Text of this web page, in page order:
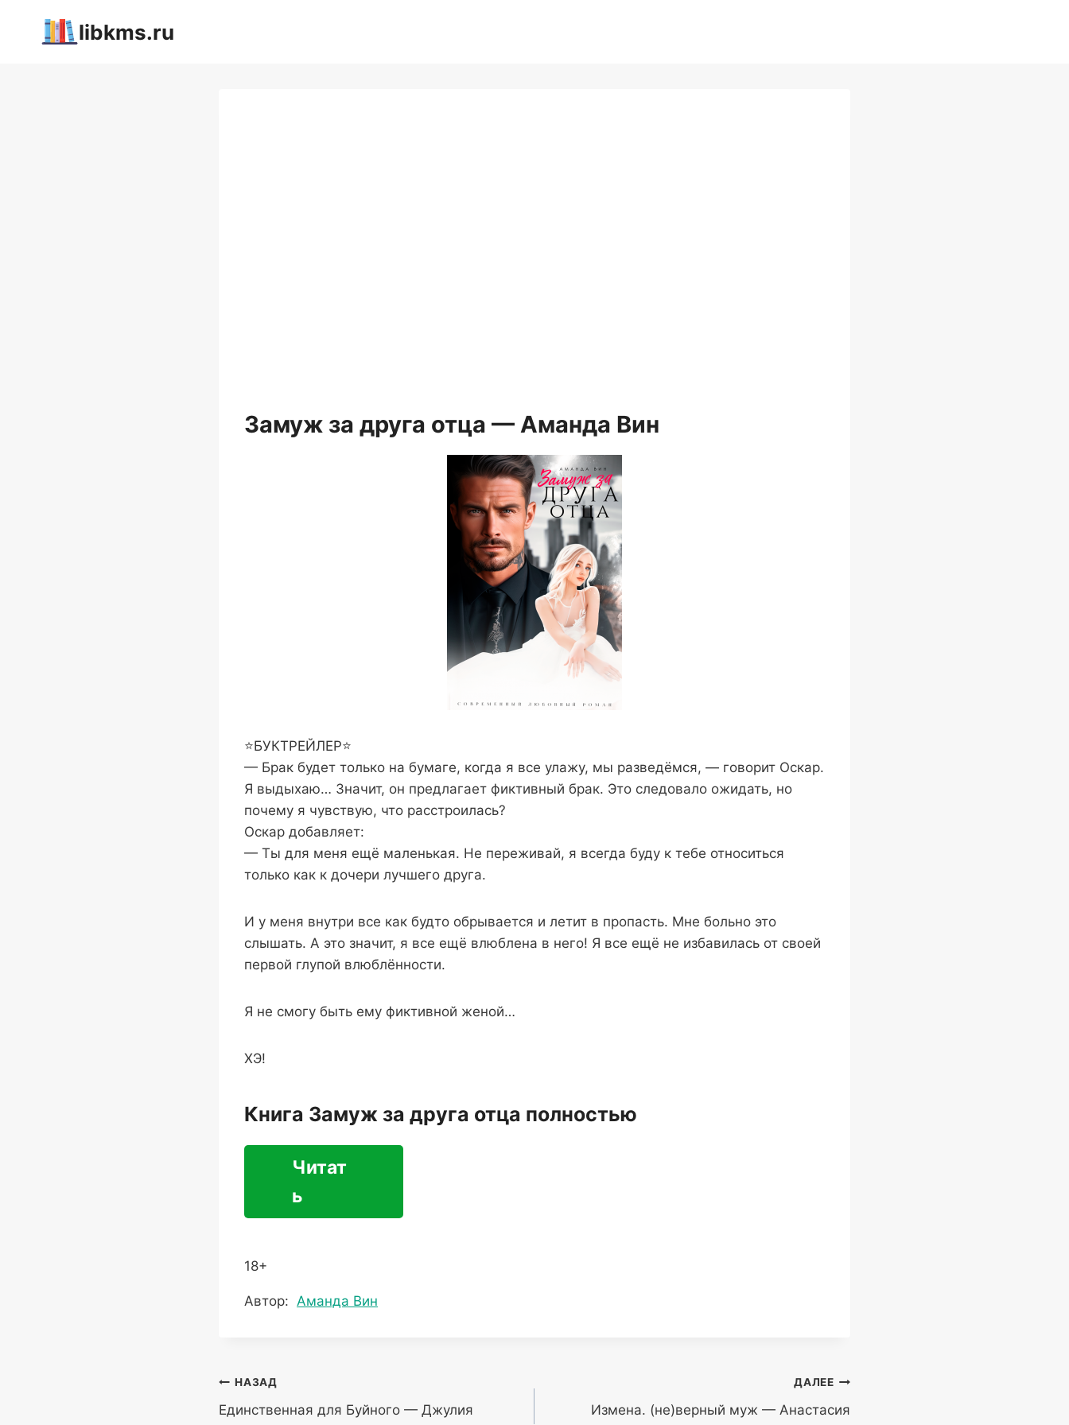
libkms.ru
Замуж за друга отца — Аманда Вин
⭐️БУКТРЕЙЛЕР⭐️
— Брак будет только на бумаге, когда я все улажу, мы разведёмся, — говорит Оскар.
Я выдыхаю… Значит, он предлагает фиктивный брак. Это следовало ожидать, но
почему я чувствую, что расстроилась?
Оскар добавляет:
— Ты для меня ещё маленькая. Не переживай, я всегда буду к тебе относиться
только как к дочери лучшего друга.
И у меня внутри все как будто обрывается и летит в пропасть. Мне больно это
слышать. А это значит, я все ещё влюблена в него! Я все ещё не избавилась от своей
первой глупой влюблённости.
Я не смогу быть ему фиктивной женой…
ХЭ!
Книга Замуж за друга отца полностью
Читат
ь
18+
Метки
Автор: Аманда Вин
Навигация
по
НАЗАД
Единственная для Буйного — Джулия
ДАЛЕЕ
Измена. (не)верный муж — Анастасия